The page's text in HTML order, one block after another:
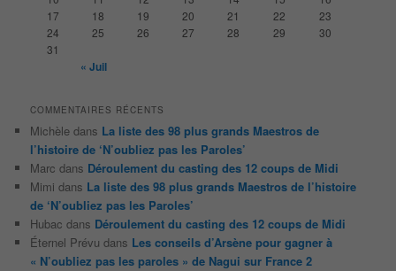
17
18 19 20 21 22
23
24
25 26 27 28 29
30
31
« Juil
COMMENTAIRES RÉCENTS
Michèle dans La liste des 98 plus grands Maestros de
l’histoire de ‘N’oubliez pas les Paroles’
Marc dans Déroulement du casting des 12 coups de Midi
Mimi dans La liste des 98 plus grands Maestros de l’histoire
de ‘N’oubliez pas les Paroles’
Hubac dans Déroulement du casting des 12 coups de Midi
Éternel Prévu dans Les conseils d’Arsène pour gagner à
« N’oubliez pas les paroles » de Nagui sur France 2